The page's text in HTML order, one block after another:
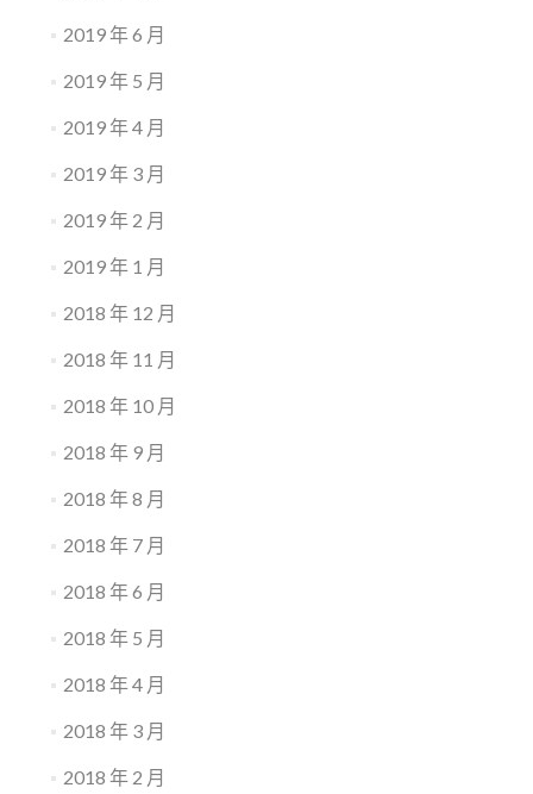
2019 年 6 月
2019 年 5 月
2019 年 4 月
2019 年 3 月
2019 年 2 月
2019 年 1 月
2018 年 12 月
2018 年 11 月
2018 年 10 月
2018 年 9 月
2018 年 8 月
2018 年 7 月
2018 年 6 月
2018 年 5 月
2018 年 4 月
2018 年 3 月
2018 年 2 月